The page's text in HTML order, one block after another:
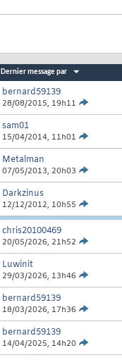
Dernier message par
bernard59139
28/08/2015, 19h11
sam01
15/04/2014, 11h01
Metalman
07/05/2013, 20h03
Darkzinus
12/12/2012, 10h55
chris20100469
20/05/2026, 21h52
Luwinit
29/03/2026, 13h46
bernard59139
18/03/2026, 17h36
bernard59139
14/04/2025, 14h20